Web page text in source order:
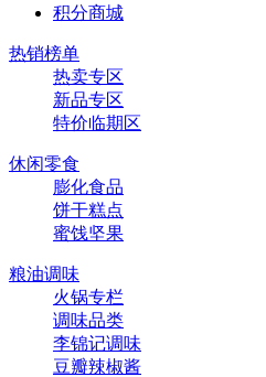
积分商城
热销榜单
热卖专区
新品专区
特价临期区
休闲零食
膨化食品
饼干糕点
蜜饯坚果
粮油调味
火锅专栏
调味品类
李锦记调味
豆瓣辣椒酱